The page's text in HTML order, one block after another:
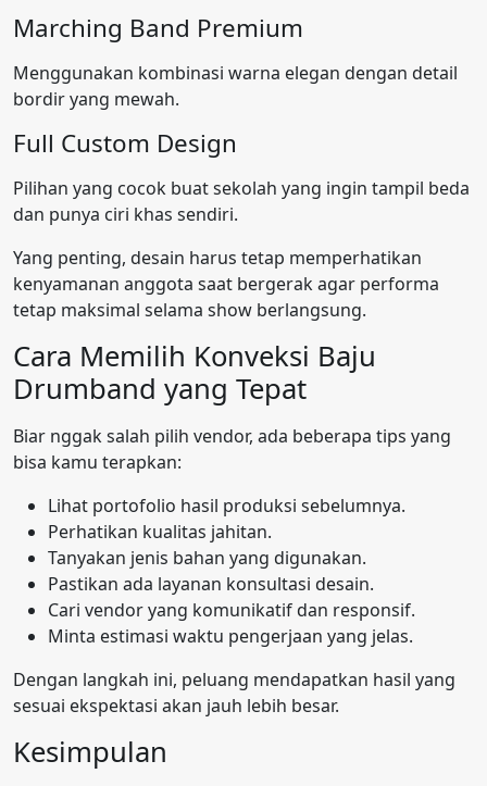
Marching Band Premium
Menggunakan kombinasi warna elegan dengan detail
bordir yang mewah.
Full Custom Design
Pilihan yang cocok buat sekolah yang ingin tampil beda
dan punya ciri khas sendiri.
Yang penting, desain harus tetap memperhatikan
kenyamanan anggota saat bergerak agar performa
tetap maksimal selama show berlangsung.
Cara Memilih Konveksi Baju
Drumband yang Tepat
Biar nggak salah pilih vendor, ada beberapa tips yang
bisa kamu terapkan:
Lihat portofolio hasil produksi sebelumnya.
Perhatikan kualitas jahitan.
Tanyakan jenis bahan yang digunakan.
Pastikan ada layanan konsultasi desain.
Cari vendor yang komunikatif dan responsif.
Minta estimasi waktu pengerjaan yang jelas.
Dengan langkah ini, peluang mendapatkan hasil yang
sesuai ekspektasi akan jauh lebih besar.
Kesimpulan